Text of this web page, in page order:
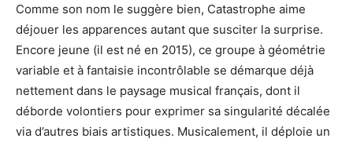
Comme son nom le suggère bien, Catastrophe aime
déjouer les apparences autant que susciter la surprise.
Encore jeune (il est né en 2015), ce groupe à géométrie
variable et à fantaisie incontrôlable se démarque déjà
nettement dans le paysage musical français, dont il
déborde volontiers pour exprimer sa singularité décalée
via d’autres biais artistiques. Musicalement, il déploie un